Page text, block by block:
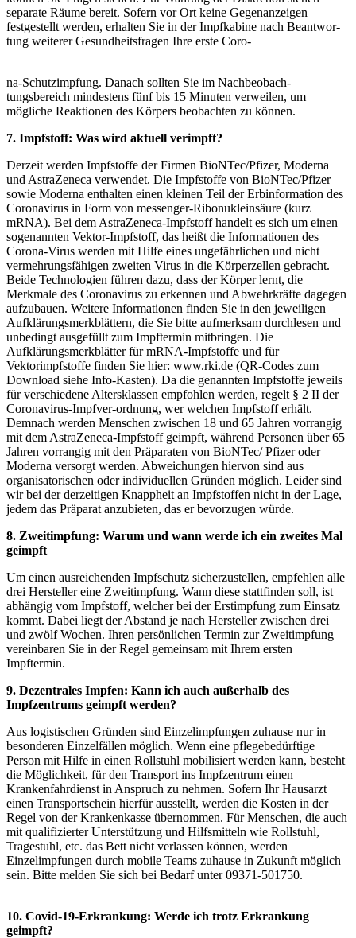
separate Räume bereit. Sofern vor Ort keine Gegenanzeigen
festgestellt werden, erhalten Sie in der Impfkabine nach Beantwor­
tung weiterer Gesundheitsfragen Ihre erste Coro-
na-Schutzimpfung. Danach sollten Sie im Nachbeobach-
tungsbereich mindestens fünf bis 15 Minuten verweilen, um
mögliche Reaktionen des Körpers beobachten zu können.
7. Impfstoff: Was wird aktuell verimpft?
Derzeit werden Impfstoffe der Firmen BioNTec/Pfizer, Moderna
und AstraZeneca verwendet. Die Impfstoffe von BioNTec/Pfizer
sowie Moderna enthalten einen kleinen Teil der Erbinformation des
Coronavirus in Form von messenger-Ribonukleinsäure (kurz
mRNA). Bei dem AstraZeneca-Impfstoff handelt es sich um einen
soge­nannten Vektor-Impfstoff, das heißt die Informationen des
Corona-Virus werden mit Hilfe eines ungefährlichen und nicht
vermehrungsfähigen zweiten Virus in die Körperzellen gebracht.
Beide Technologien führen dazu, dass der Körper lernt, die
Merkmale des Coronavirus zu erkennen und Abwehrkräfte dagegen
aufzubauen. Weite­re Informationen finden Sie in den jeweiligen
Aufklä­rungsmerkblättern, die Sie bitte aufmerksam durchlesen und
unbedingt ausgefüllt zum Impftermin mitbringen. Die
Aufklärungsmerkblätter für mRNA-Impfstoffe und für
Vektorimpfstoffe finden Sie hier: www.rki.de (QR-Codes zum
Download siehe Info-Kasten). Da die genann­ten Impfstoffe jeweils
für verschiedene Altersklassen empfohlen werden, regelt § 2 II der
Coronavirus-Impfver-ordnung, wer welchen Impfstoff erhält.
Demnach werden Menschen zwischen 18 und 65 Jahren vorrangig
mit dem AstraZeneca-Impfstoff geimpft, während Personen über 65
Jahren vorrangig mit den Präparaten von BioNTec/ Pfizer oder
Moderna versorgt werden. Abweichungen hiervon sind aus
organisatorischen oder individuellen Gründen möglich. Leider sind
wir bei der derzeitigen Knappheit an Impfstoffen nicht in der Lage,
jedem das Präparat anzubieten, das er bevorzugen würde.
8. Zweitimpfung: Warum und wann werde ich ein zweites Mal
geimpft
Um einen ausreichenden Impfschutz sicherzustellen, empfehlen alle
drei Hersteller eine Zweitimpfung. Wann diese stattfinden soll, ist
abhängig vom Impfstoff, welcher bei der Erstimpfung zum Einsatz
kommt. Dabei liegt der Abstand je nach Hersteller zwischen drei
und zwölf Wochen. Ihren persönlichen Termin zur Zweitimpfung
vereinbaren Sie in der Regel gemeinsam mit Ihrem ersten
Impftermin.
9. Dezentrales Impfen: Kann ich auch außerhalb des
Impfzentrums geimpft werden?
Aus logistischen Gründen sind Einzelimpfungen zuhause nur in
besonderen Einzelfällen möglich. Wenn eine pflegebedürftige
Person mit Hilfe in einen Rollstuhl mobilisiert werden kann, besteht
die Möglichkeit, für den Transport ins Impfzentrum einen
Krankenfahrdienst in Anspruch zu nehmen. Sofern Ihr Hausarzt
einen Transportschein hierfür ausstellt, werden die Kosten in der
Regel von der Krankenkasse übernommen. Für Menschen, die auch
mit qualifizierter Unterstützung und Hilfsmitteln wie Rollstuhl,
Tragestuhl, etc. das Bett nicht verlassen können, werden
Einzelimpfungen durch mobile Teams zuhause in Zukunft möglich
sein. Bitte melden Sie sich bei Bedarf unter 09371-501750.
10. Covid-19-Erkrankung: Werde ich trotz Erkrankung
geimpft?